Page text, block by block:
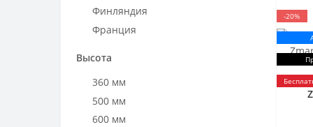
Финляндия
Франция
Высота
360 мм
500 мм
600 мм
-20%